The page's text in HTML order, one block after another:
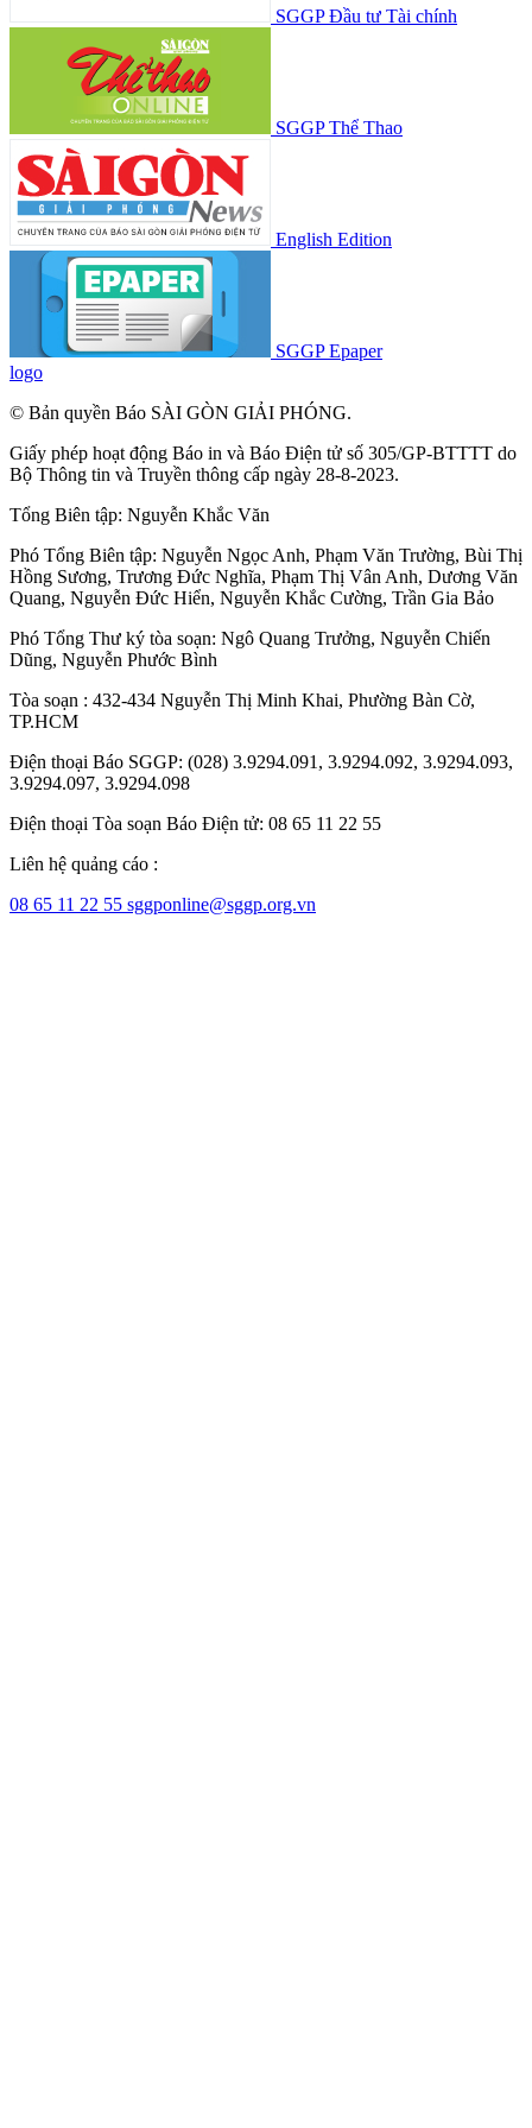
SGGP Đầu tư Tài chính
SGGP Thể Thao
English Edition
SGGP Epaper
logo
© Bản quyền Báo SÀI GÒN GIẢI PHÓNG.
Giấy phép hoạt động Báo in và Báo Điện tử số 305/GP-BTTTT do
Bộ Thông tin và Truyền thông cấp ngày 28-8-2023.
Tổng Biên tập: Nguyễn Khắc Văn
Phó Tổng Biên tập: Nguyễn Ngọc Anh, Phạm Văn Trường, Bùi Thị
Hồng Sương, Trương Đức Nghĩa, Phạm Thị Vân Anh, Dương Văn
Quang, Nguyễn Đức Hiển, Nguyễn Khắc Cường, Trần Gia Bảo
Phó Tổng Thư ký tòa soạn: Ngô Quang Trưởng, Nguyễn Chiến
Dũng, Nguyễn Phước Bình
Tòa soạn : 432-434 Nguyễn Thị Minh Khai, Phường Bàn Cờ,
TP.HCM
Điện thoại Báo SGGP: (028) 3.9294.091, 3.9294.092, 3.9294.093,
3.9294.097, 3.9294.098
Điện thoại Tòa soạn Báo Điện tử: 08 65 11 22 55
Liên hệ quảng cáo :
08 65 11 22 55 sggponline@sggp.org.vn